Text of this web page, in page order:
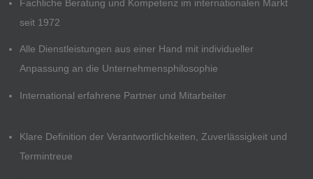
Fachliche Beratung und Kompetenz im internationalen Markt
seit 1972
Alle Dienstleistungen aus einer Hand mit individueller
Anpassung an die Unternehmensphilosophie
International erfahrene Partner und Mitarbeiter
Klare Definition der Verantwortlichkeiten, Zuverlässigkeit und
Termintreue